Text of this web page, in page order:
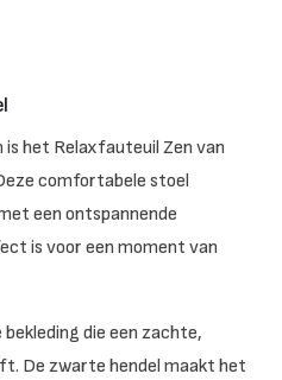
is het Relaxfauteuil Zen van
comfortabele stoel
een ontspannende
is voor een moment van
die een zachte,
De zwarte hendel maakt het